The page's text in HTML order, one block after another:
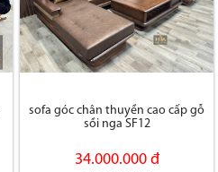
sofa góc chân thuyền cao cấp gỗ
sồi nga SF12
34.000.000 đ